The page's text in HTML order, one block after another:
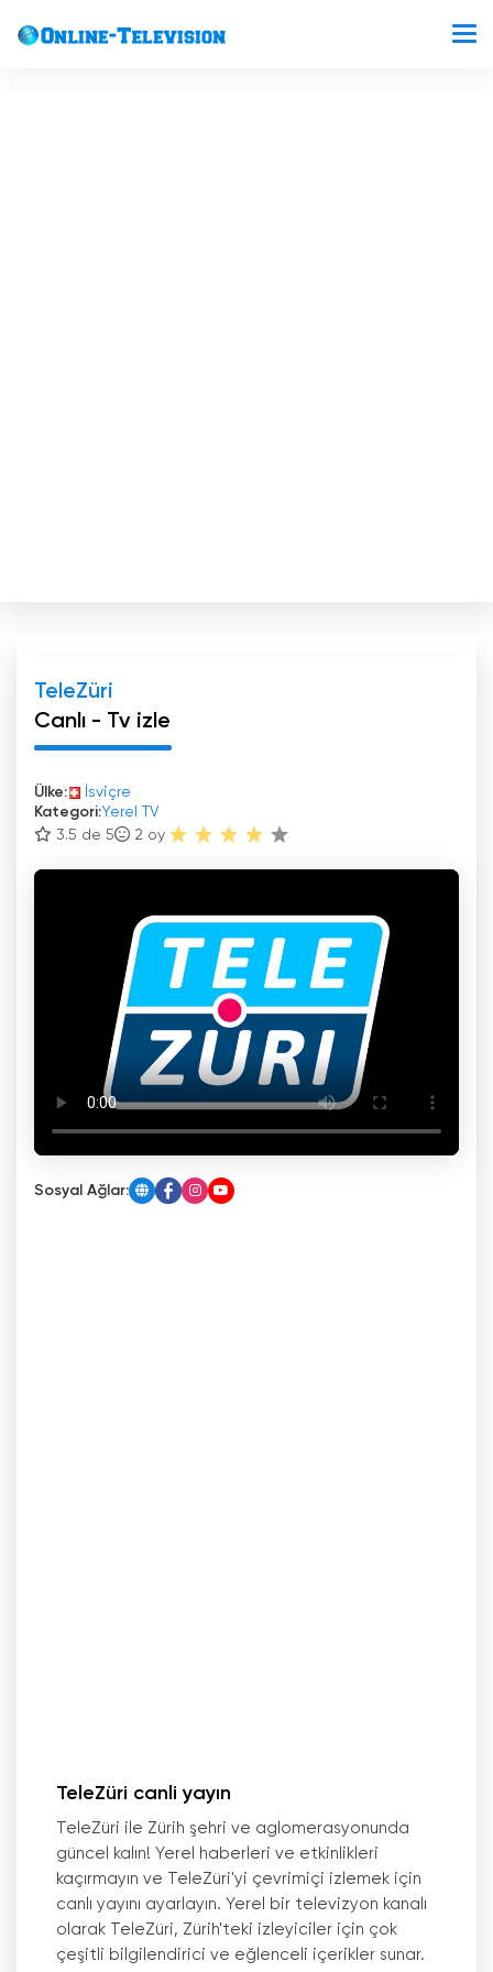
TeleZüri
Canlı - Tv izle
Ülke:
İsviçre
Kategori:Yerel TV
3.5 de 5
2 oy
Sosyal Ağlar:
TeleZüri canli yayın
TeleZüri ile Zürih şehri ve aglomerasyonunda
güncel kalın! Yerel haberleri ve etkinlikleri
kaçırmayın ve TeleZüri'yi çevrimiçi izlemek için
canlı yayını ayarlayın. Yerel bir televizyon kanalı
olarak TeleZüri, Zürih'teki izleyiciler için çok
çeşitli bilgilendirici ve eğlenceli içerikler sunar.